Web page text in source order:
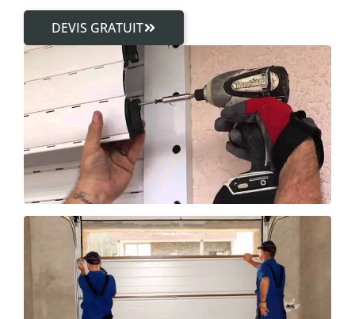
DEVIS GRATUIT